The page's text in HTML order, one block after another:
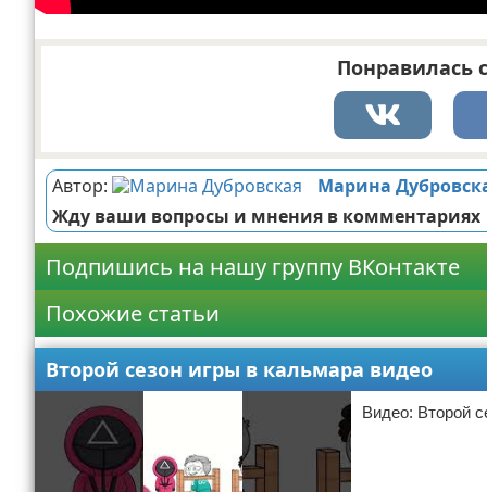
Понравилась
Автор: Марина
Жду ваши вопросы и мнения в комментариях
Подпишись на нашу группу ВКонтакте
Похожие статьи
Второй сезон игры в кальмара видео
Видео: Второй